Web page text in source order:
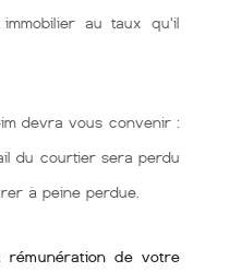
au taux qu'il
devra vous convenir :
du courtier sera perdu
à peine perdue.
de votre